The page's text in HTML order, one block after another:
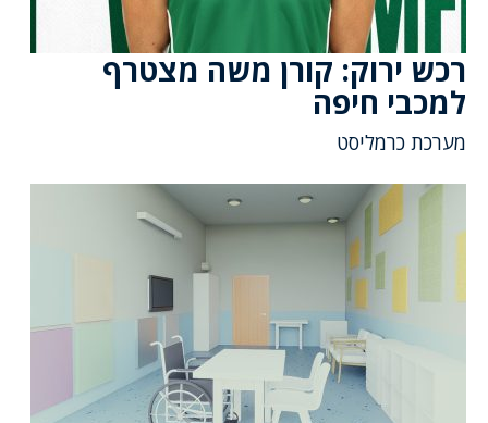
רכש ירוק: קורן משה מצטרף
למכבי חיפה
מערכת כרמליסט